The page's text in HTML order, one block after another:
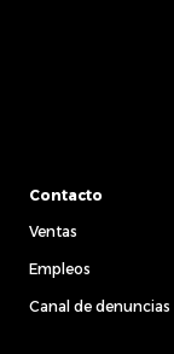
Contacto
Ventas
Empleos
Canal de denuncias